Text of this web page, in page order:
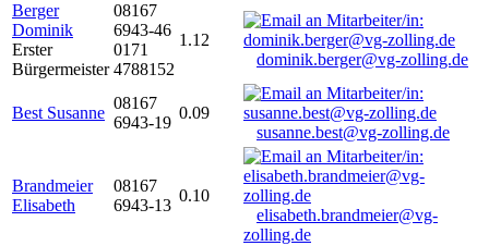
Berger
Dominik
Erster
Bürgermeister
08167
6943-46
0171
4788152
1.12
dominik.berger@vg-zolling.de
Best Susanne
08167
6943-19
0.09
susanne.best@vg-zolling.de
Brandmeier
Elisabeth
08167
6943-13
0.10
elisabeth.brandmeier@vg-
zolling.de